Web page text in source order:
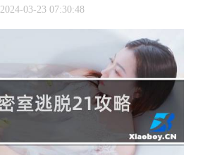
2024-03-23 07:30:48